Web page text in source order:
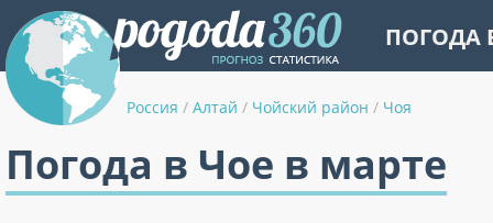
ПОГОДА
Россия / Алтай / Чойский район / Чоя
Погода в Чое в марте